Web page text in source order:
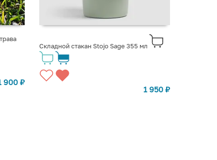
900 ₽
Складной стакан Stojo Sage 355 мл
1 950 ₽